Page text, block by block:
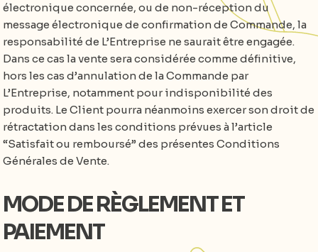
électronique concernée, ou de non-réception du
message électronique de confirmation de Commande, la
responsabilité de L’Entreprise ne saurait être engagée.
Dans ce cas la vente sera considérée comme définitive,
hors les cas d’annulation de la Commande par
L’Entreprise, notamment pour indisponibilité des
produits. Le Client pourra néanmoins exercer son droit de
rétractation dans les conditions prévues à l’article
“Satisfait ou remboursé” des présentes Conditions
Générales de Vente.
MODE DE RÈGLEMENT ET
PAIEMENT